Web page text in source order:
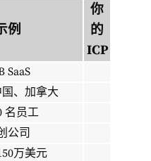
例
你
的
ICP
SaaS
、加拿大
名员工
公司
万美元